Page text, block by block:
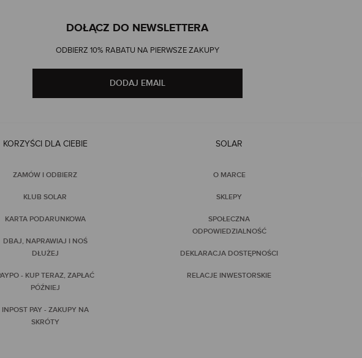
DOŁĄCZ DO NEWSLETTERA
ODBIERZ 10% RABATU NA PIERWSZE ZAKUPY
DODAJ EMAIL
KORZYŚCI DLA CIEBIE
ZAMÓW I ODBIERZ
KLUB SOLAR
KARTA PODARUNKOWA
DBAJ, NAPRAWIAJ I NOŚ
DŁUŻEJ
- KUP TERAZ, ZAPŁAĆ
PÓŹNIEJ
INPOST PAY - ZAKUPY NA
SKRÓTY
SOLAR
O MARCE
SKLEPY
SPOŁECZNA
ODPOWIEDZIALNOŚĆ
DEKLARACJA DOSTĘPNOŚCI
RELACJE INWESTORSKIE